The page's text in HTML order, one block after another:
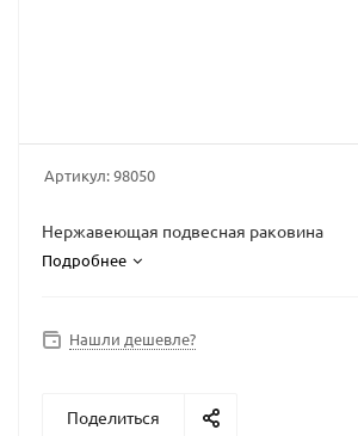
Артикул:98050
Нержавеющая подвесная раковина
Подробнее
Нашли дешевле?
Поделиться